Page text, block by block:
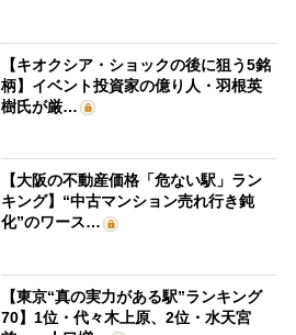
【キオクシア・ショックの後に狙う5銘
柄】イベント投資家の億り人・羽根英
樹氏が厳…
【大阪の不動産価格「危ない駅」ラン
キング】“中古マンション売れ行き鈍
化”のワース…
【東京“真の実力がある駅”ランキング
70】1位・代々木上原、2位・水天宮